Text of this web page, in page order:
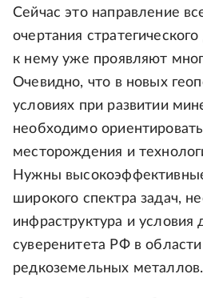
Сейчас это направление
очертания
к нему уже проявляют
Очевидно, что в новых
условиях при развитии
необходимо
месторождения и
Нужны
широкого спектра задач,
инфраструктура и условия
суверенитета РФ в
редкоземельных металлов.